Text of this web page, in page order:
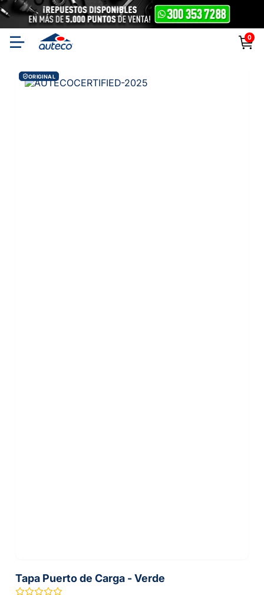
0
ORIGINAL
Tapa Puerto de Carga - Verde